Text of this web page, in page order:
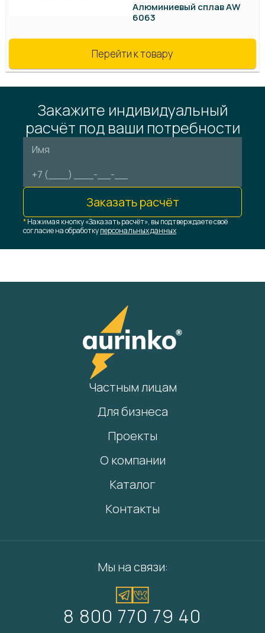
Алюминиевый сплав AW
6063
Перейти к товару
Закажите индивидуальный
расчёт под ваши потребности
Заказать расчёт
*Нажимая кнопку «Заказать расчёт», вы подтверждаете своё
согласие на обработкуперсональных данных
Частным лицам
Для бизнеса
Проекты
О компании
Каталог
Контакты
Мы на связи:
8 800 770 79 40